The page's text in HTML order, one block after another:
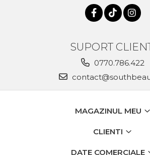
SUPORT
0770.786.422
MAGAZINUL MEU
CLIENTI
DATE COMERCIALE